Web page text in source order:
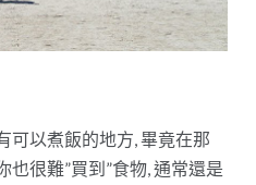
可以煮飯的地方, 畢竟在那
也很難”買到”食物, 通常還是